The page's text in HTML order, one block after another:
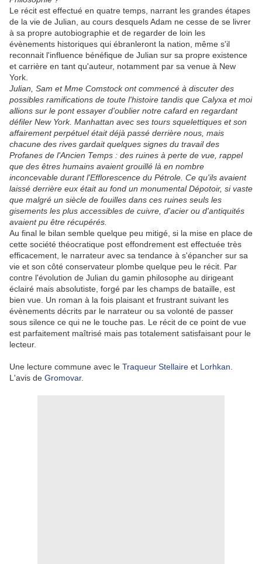
Le récit est effectué en quatre temps, narrant les grandes étapes
de la vie de Julian, au cours desquels Adam ne cesse de se livrer
à sa propre autobiographie et de regarder de loin les
évènements historiques qui ébranleront la nation, même s'il
reconnait l'influence bénéfique de Julian sur sa propre existence
et carrière en tant qu'auteur, notamment par sa venue à New
York.
Julian, Sam et Mme Comstock ont commencé à discuter des
possibles ramifications de toute l'histoire tandis que Calyxa et moi
allions sur le pont essayer d'oublier notre cafard en regardant
défiler New York. Manhattan avec ses tours squelettiques et son
affairement perpétuel était déjà passé derrière nous, mais
chacune des rives gardait quelques signes du travail des
Profanes de l'Ancien Temps : des ruines à perte de vue, rappel
que des êtres humains avaient grouillé là en nombre
inconcevable durant l'Efflorescence du Pétrole. Ce qu'ils avaient
laissé derrière eux était au fond un monumental Dépotoir, si vaste
que malgré un siècle de fouilles dans ces ruines seuls les
gisements les plus accessibles de cuivre, d'acier ou d'antiquités
avaient pu être récupérés.
Au final le bilan semble quelque peu mitigé, si la mise en place de
cette société théocratique post effondrement est effectuée très
efficacement, le narrateur avec sa tendance à s'épancher sur sa
vie et son côté conservateur plombe quelque peu le récit. Par
contre l'évolution de Julian du gamin philosophe au dirigeant
éclairé mais absolutiste, forgé par les champs de bataille, est
bien vue. Un roman à la fois plaisant et frustrant suivant les
évènements décrits par le narrateur ou sa volonté de passer
sous silence ce qui ne le touche pas. Le récit de ce point de vue
est parfaitement maîtrisé mais pas totalement satisfaisant pour le
lecteur.
Une lecture commune avec le Traqueur Stellaire et Lorhkan
L'avis de Gromovar.